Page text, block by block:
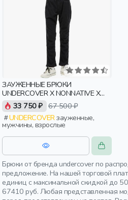
ЗАУЖЕННЫЕ БРЮКИ
UNDERCOVER X NONNATIVE Х
GRAMICCI С КАРАБИНОМ
33 750 ₽ 67 500 ₽
UNDERCOVERзауженные,
мужчины, взрослые
Брюки от бренда undercover по
предложение. На нашей торговой
единиц с максимальной скидкой до
67410 руб. Любая представленная